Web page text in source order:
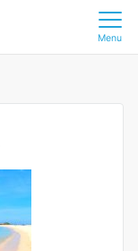
Menu